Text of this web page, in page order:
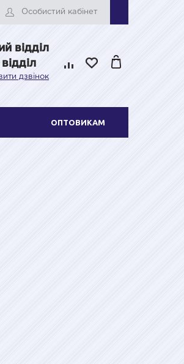
Особистий кабінет
відділ
дзвінок
ОПТОВИКАМ